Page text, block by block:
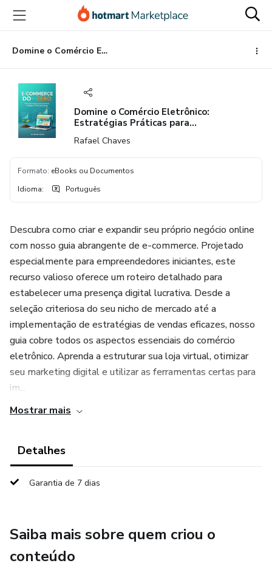
para
conteúdo
principal
para
pagamento
para
rodapé
Domine o Comércio Eletrônico: Estratégias Práticas para Empreendedores Iniciantes
Domine o Comércio Eletrônico:
Estratégias Práticas para
Rafael Chaves
Formato: eBooks ou Documentos
Idioma: Português
Descubra como criar e expandir seu próprio negócio online
com nosso guia abrangente de e-commerce. Projetado
especialmente para empreendedores iniciantes, este
recurso valioso oferece um roteiro detalhado para
estabelecer uma presença digital lucrativa. Desde a
seleção criteriosa do seu nicho de mercado até a
implementação de estratégias de vendas eficazes, nosso
guia cobre todos os aspectos essenciais do comércio
eletrônico. Aprenda a estruturar sua loja virtual, otimizar
seu marketing digital e utilizar as ferramentas certas para
im...
Mostrar mais
Detalhes
Garantia de 7 dias
Saiba mais sobre quem criou o
conteúdo